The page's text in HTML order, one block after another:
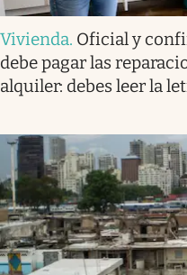
Vivienda. Oficial y
debe pagar las
alquiler: debes leer la